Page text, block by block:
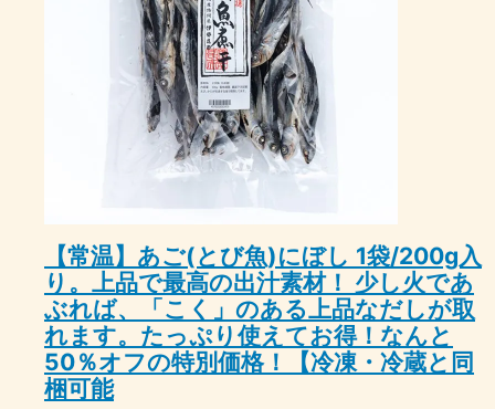
【常温】あご(とび魚)にぼし 1袋/200g入
り。上品で最高の出汁素材！ 少し火であ
ぶれば、「こく」のある上品なだしが取
れます。たっぷり使えてお得！なんと
50％オフの特別価格！【冷凍・冷蔵と同
梱可能